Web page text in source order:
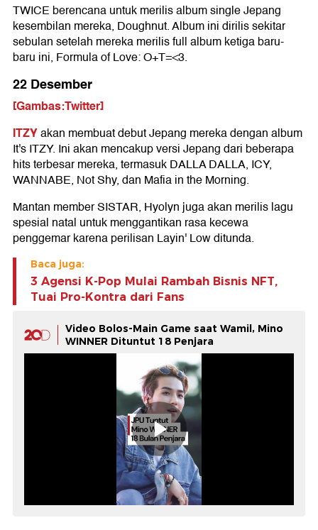
TWICE berencana untuk merilis album single Jepang
kesembilan mereka, Doughnut. Album ini dirilis sekitar
sebulan setelah mereka merilis full album ketiga baru-
baru ini, Formula of Love: O+T=<3.
22 Desember
[Gambas:Twitter]
ITZYakan membuat debut Jepang mereka dengan album
It's ITZY. Ini akan mencakup versi Jepang dari beberapa
hits terbesar mereka, termasuk DALLA DALLA, ICY,
WANNABE, Not Shy, dan Mafia in the Morning.
Mantan member SISTAR, Hyolyn juga akan merilis lagu
spesial natal untuk menggantikan rasa kecewa
penggemar karena perilisan Layin' Low ditunda.
Baca juga:
3 Agensi K-Pop Mulai Rambah Bisnis NFT,
Tuai Pro-Kontra dari Fans
Video Bolos-Main Game saat Wamil, Mino
WINNER Dituntut 18 Penjara